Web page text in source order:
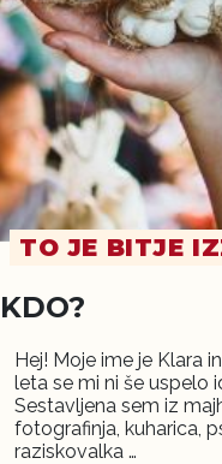
TO JE BITJE
KDO?
Hej! Moje ime je Klara
leta se mi ni še uspelo
Sestavljena sem iz
fotografinja, kuharica,
raziskovalka …